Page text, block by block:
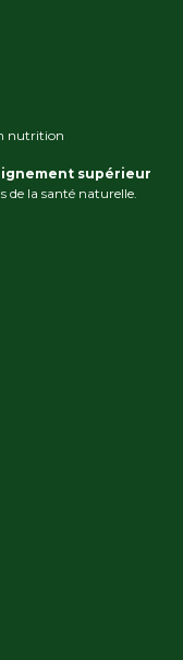
nutrition
supérieur
de la santé naturelle.